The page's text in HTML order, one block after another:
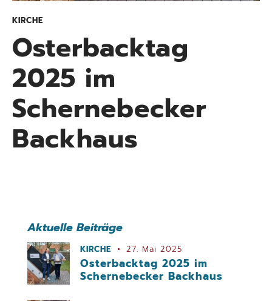
KIRCHE
Osterbacktag
2025 im
Schernebecker
Backhaus
Aktuelle Beiträge
KIRCHE 27. Mai 2025
Osterbacktag 2025 im
Schernebecker Backhaus